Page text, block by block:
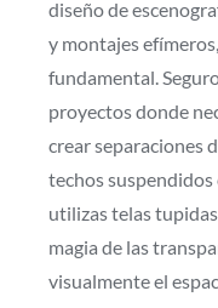
diseño de
y montajes
fundamental.
proyectos donde
crear separaciones
techos suspendidos
utilizas telas
magia de las
visualmente el